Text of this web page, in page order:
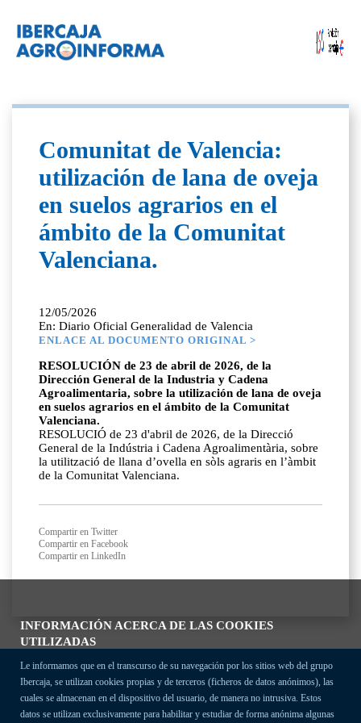
INFORMACIÓN ACERCA DE LAS COOKIES
UTILIZADAS
Le informamos que en el transcurso de su navegación por los sitios web del grupo
Ibercaja, se utilizan cookies propias y de terceros (ficheros de datos anónimos), las
cuales se almacenan en el dispositivo del usuario, de manera no intrusiva. Estos
datos se utilizan exclusivamente para habilitar y estudiar de forma anónima algunas
Comunitat de Valencia:
utilización de lana de oveja
en suelos agrarios en el
ámbito de la Comunitat
Valenciana.
12/05/2026
En: Diario Oficial Generalidad de Valencia
ENLACE AL DOCUMENTO ORIGINAL >
RESOLUCIÓN de 23 de abril de 2026, de la
Dirección General de la Industria y Cadena
Agroalimentaria, sobre la utilización de lana de oveja
en suelos agrarios en el ámbito de la Comunitat
Valenciana.
RESOLUCIÓ de 23 d'abril de 2026, de la Direcció
General de la Indústria i Cadena Agroalimentària, sobre
la utilització de llana d’ovella en sòls agraris en l’àmbit
de la Comunitat Valenciana.
Compartir en Twitter
Compartir en Facebook
Compartir en LinkedIn